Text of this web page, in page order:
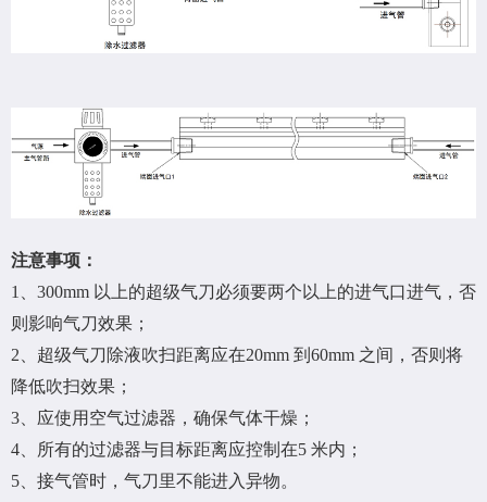
注意事项：
1、300mm 以上的超级气刀必须要两个以上的进气口进气，否
则影响气刀效果；
2、超级气刀除液吹扫距离应在20mm 到60mm 之间，否则将
降低吹扫效果；
3、应使用空气过滤器，确保气体干燥；
4、所有的过滤器与目标距离应控制在5 米内；
5、接气管时，气刀里不能进入异物。